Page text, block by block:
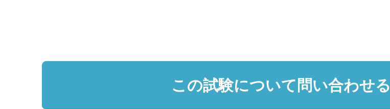
この試験について問い合わせる